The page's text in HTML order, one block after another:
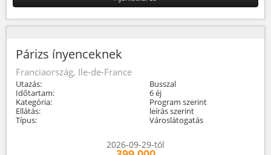
Párizs ínyenceknek
Franciaország, Ile-de-France
Utazás:
Busszal
Időtartam:
6 éj
Kategória:
Program szerint
Ellátás:
leírás szerint
Típus:
Városlátogatás
2026-09-29-tól